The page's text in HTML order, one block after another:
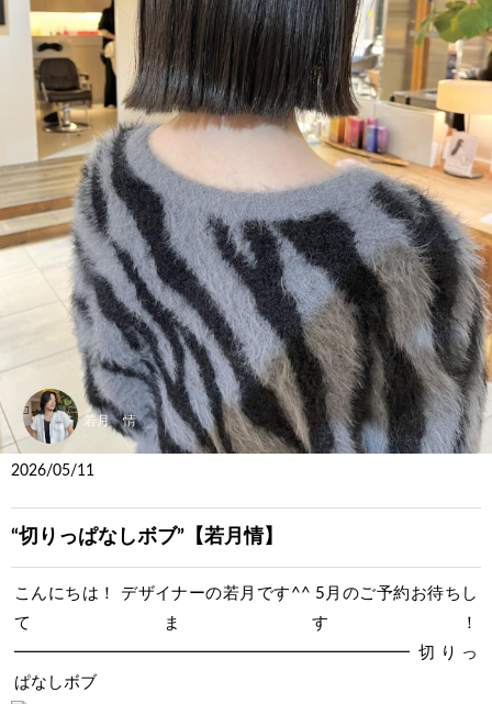
若月 情
2026/05/11
“切りっぱなしボブ”【若月情】
こんにちは！ デザイナーの若月です^^ 5月のご予約お待ちし
てます！
━━━━━━━━━━━━━━━━━━━━━━━━ 切りっ
ぱなしボブ